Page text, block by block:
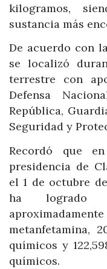
kilogramos,
sustancia más
De acuerdo con
se localizó
terrestre con
Defensa
República,
Seguridad y
Recordó que
presidencia de
el 1 de octubre
ha logrado
metanfetamina,
químicos y
químicos.